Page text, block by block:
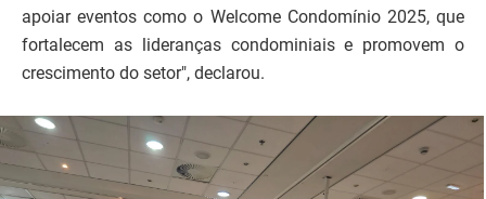
apoiar eventos como o Welcome Condomínio 2025, que
fortalecem as lideranças condominiais e promovem o
crescimento do setor", declarou.